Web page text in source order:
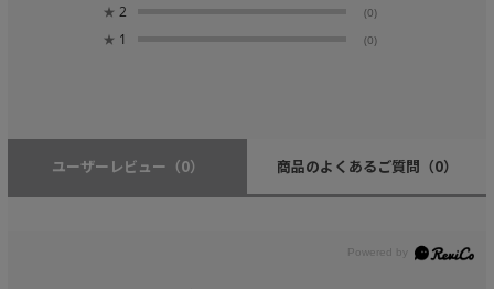
★ 2 (0)
★ 1 (0)
ユーザーレビュー （0） 商品のよくあるご質問 （0）